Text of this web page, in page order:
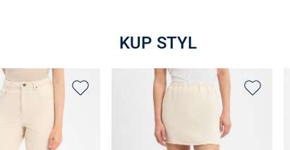
KUP STYL